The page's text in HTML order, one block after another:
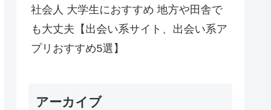
社会人 大学生におすすめ 地方や田舎で
も大丈夫【出会い系サイト、出会い系ア
プリおすすめ5選】
アーカイブ